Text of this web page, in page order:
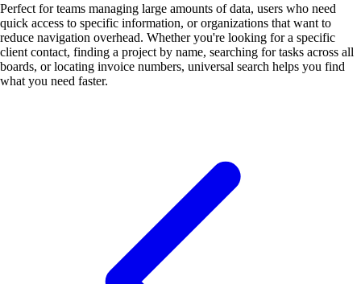
Perfect for teams managing large amounts of data, users who need
quick access to specific information, or organizations that want to
reduce navigation overhead. Whether you're looking for a specific
client contact, finding a project by name, searching for tasks across all
boards, or locating invoice numbers, universal search helps you find
what you need faster.